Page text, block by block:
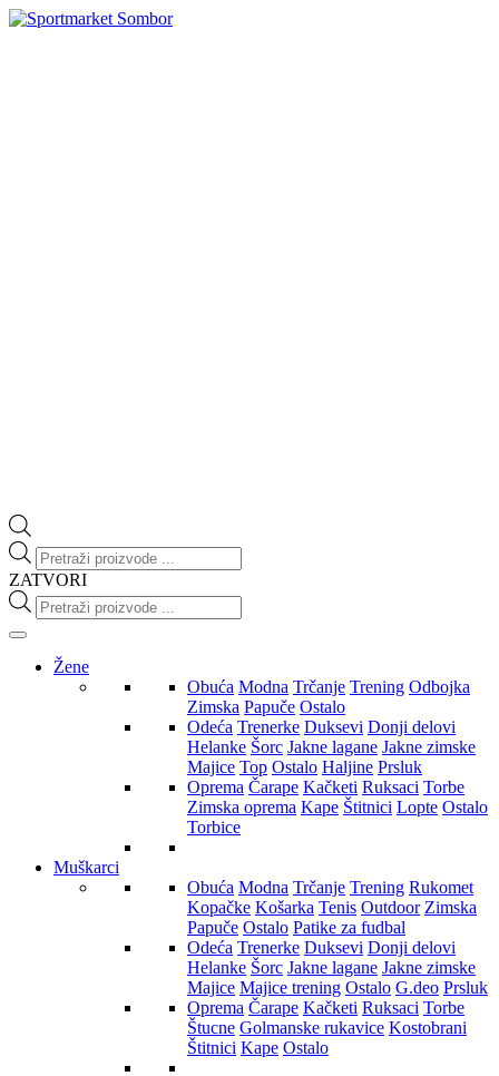
Products
search
ZATVORI
Products
search
Žene
Obuća Modna Trčanje Trening Odbojka
Zimska Papuče Ostalo
Odeća Trenerke Duksevi Donji delovi
Helanke Šorc Jakne lagane Jakne zimske
Majice Top Ostalo Haljine Prsluk
Oprema Čarape Kačketi Ruksaci Torbe
Zimska oprema Kape Štitnici Lopte Ostalo
Torbice
Muškarci
Obuća Modna Trčanje Trening Rukomet
Kopačke Košarka Tenis Outdoor Zimska
Papuče Ostalo Patike za fudbal
Odeća Trenerke Duksevi Donji delovi
Helanke Šorc Jakne lagane Jakne zimske
Majice Majice trening Ostalo G.deo Prsluk
Oprema Čarape Kačketi Ruksaci Torbe
Štucne Golmanske rukavice Kostobrani
Štitnici Kape Ostalo